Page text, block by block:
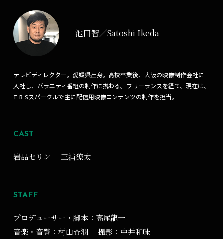
池田智／Satoshi Ikeda
テレビディレクター。愛媛県出身。高校卒業後、大阪の映像制作会社に
入社し、バラエティ番組の制作に携わる。フリーランスを経て、現在は、
T B Sスパークルで主に配信用映像コンテンツの制作を担当。
CAST
岩品セリン 三浦獠太
STAFF
プロデューサー・脚本：高尾龍一
音楽・音響：村山☆潤
撮影：中井和味